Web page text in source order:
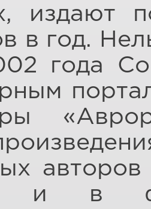
издают
в год.
года
в